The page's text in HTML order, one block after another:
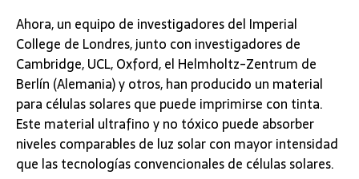
Ahora, un equipo de investigadores del Imperial
College de Londres, junto con investigadores de
Cambridge, UCL, Oxford, el Helmholtz-Zentrum de
Berlín (Alemania) y otros, han producido un material
para células solares que puede imprimirse con tinta.
Este material ultrafino y no tóxico puede absorber
niveles comparables de luz solar con mayor intensidad
que las tecnologías convencionales de células solares.